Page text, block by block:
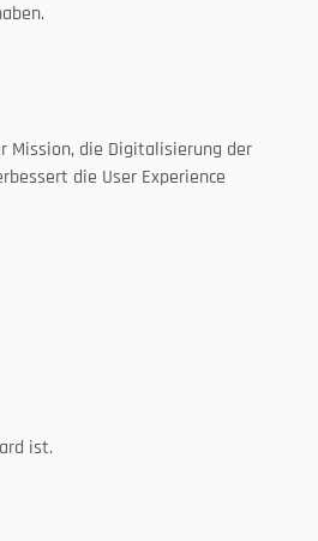
Mission, die Digitalisierung der
die User Experience
ist.